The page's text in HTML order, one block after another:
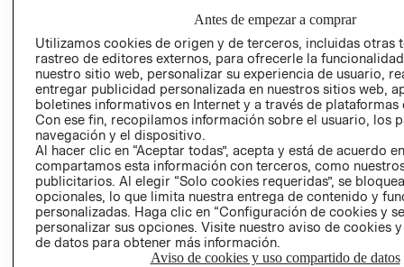
TRANSPARENCIA
Y ÉTICA (INGLÉS)
COMERCIO - SIC
PETICIONES
QUEJAS Y
RECLAMOS
Colombia ($)
CAMBIAR REGIÓN
Antes de empezar a comprar
Utilizamos cookies de origen y de terceros, incluidas otras
rastreo de editores externos, para ofrecerle la
nuestro sitio web, personalizar su experiencia de usuario,
entregar publicidad personalizada en nuestros sitios web,
boletines informativos en Internet y a través de plataformas
Con ese fin, recopilamos información sobre el usuario, los
navegación y el dispositivo.
Al hacer clic en “Aceptar todas”, acepta y está de acuerdo
compartamos esta información con terceros, como
publicitarios. Al elegir “Solo cookies requeridas”, se
opcionales, lo que limita nuestra entrega de contenido y
personalizadas. Haga clic en “Configuración de cookies y
personalizar sus opciones. Visite nuestro aviso de cookies
de datos para obtener más información.
Aviso de cookies y uso compartido de datos